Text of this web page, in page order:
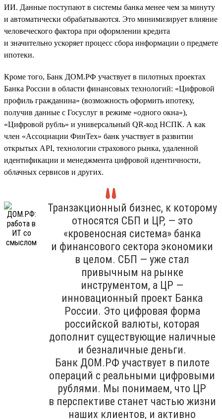
ИИ. Данные поступают в системы банка менее чем за минуту
и автоматически обрабатываются. Это минимизирует влияние
человеческого фактора при оформлении кредита
и значительно ускоряет процесс сбора информации о предмете
ипотеки.
Кроме того, Банк ДОМ.РФ участвует в пилотных проектах
Банка России в области финансовых технологий: «Цифровой
профиль гражданина» (возможность оформить ипотеку,
получив данные с Госуслуг в режиме «одного окна»),
«Цифровой рубль» и универсальный QR-код НСПК. А как
член «Ассоциации ФинТех» банк участвует в развитии
открытых API, технологии страхового рынка, удаленной
идентификации и менеджмента цифровой идентичности,
облачных сервисов и других.
Транзакционный бизнес, к которому
относятся СБП и ЦР, — это
«кровеносная система» банка
и финансового сектора экономики
в целом. СБП — уже стал
привычным на рынке
инструментом, а ЦР —
инновационный проект Банка
России. Это цифровая форма
российской валюты, которая
дополнит существующие наличные
и безналичные деньги.
Банк ДОМ.РФ участвует в пилоте
операций с реальными цифровыми
рублями. Мы понимаем, что ЦР
в перспективе станет частью жизни
наших клиентов, и активно